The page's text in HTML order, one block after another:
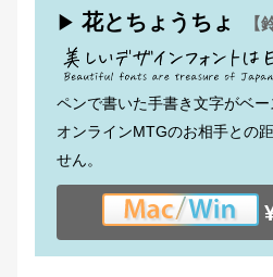
▶ 花とちょうちょ 【
ペンで書いた手書き文字がベー
オンラインMTGのお相手との
せん。